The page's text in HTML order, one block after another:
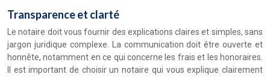
Transparence et clarté
Le notaire doit vous fournir des explications claires et simples, sans
jargon juridique complexe. La communication doit être ouverte et
honnête, notamment en ce qui concerne les frais et les honoraires.
Il est important de choisir un notaire qui vous explique clairement